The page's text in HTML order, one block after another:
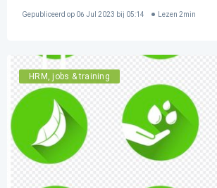
Gepubliceerd op 06 Jul 2023 bij 05:14 Lezen 2min
HRM, jobs & training